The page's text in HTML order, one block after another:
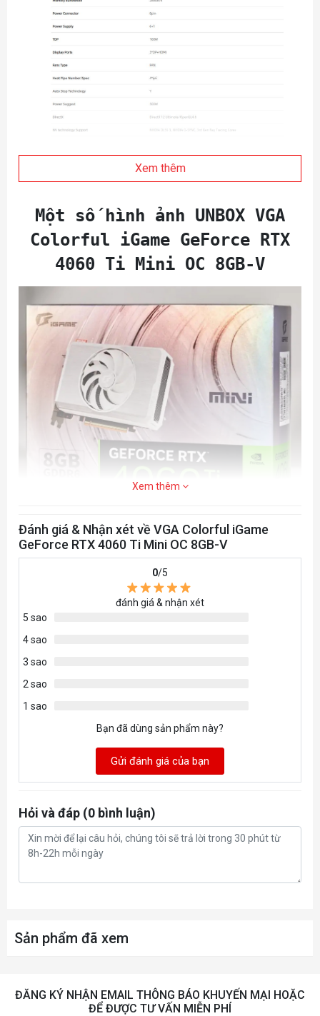
Xem thêm
Một số hình ảnh UNBOX VGA
Colorful iGame GeForce RTX
4060 Ti Mini OC 8GB-V
Xem thêm
Đánh giá & Nhận xét về VGA Colorful iGame
GeForce RTX 4060 Ti Mini OC 8GB-V
0/5
đánh giá & nhận xét
5 sao
4 sao
3 sao
2 sao
1 sao
Bạn đã dùng sản phẩm này?
Gửi đánh giá của bạn
Hỏi và đáp (0 bình luận)
Sản phẩm đã xem
ĐĂNG KÝ NHẬN EMAIL THÔNG BÁO KHUYẾN MẠI HOẶC
ĐỂ ĐƯỢC TƯ VẤN MIỄN PHÍ